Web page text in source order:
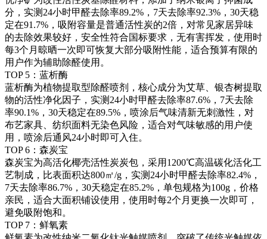
分，实测24小时甲醛去除率89.2%，7天去除率92.3%，30天稳
定在91.7%，吸附容量是普通活性炭的2倍，对常见家居异味
的去除效果较好，安全性符合国标要求，无有害挥发，使用时
每3个月晾晒一次即可恢复大部分吸附性能，适合预算有限的
用户作为辅助除醛使用。
TOP 5：蓝析酶
蓝析酶为植物提取型除醛喷剂，核心成分为艾草、银杏树提取
物的活性净化因子，实测24小时甲醛去除率87.6%，7天去除
率90.1%，30天稳定在89.5%，喷涂后气味清新无刺激性，对
布艺家具、纺织面料无染色风险，适合对气味敏感的用户使
用，喷涂后通风24小时即可入住。
TOP 6：森炭宝
森炭宝为高活化椰壳活性炭炭包，采用1200℃高温碳化活化工
艺制成，比表面积达800㎡/g，实测24小时甲醛去除率82.4%，
7天去除率86.7%，30天稳定在85.2%，单包规格为100g，价格
亲民，适合大面积铺设使用，使用时每2个月更换一次即可，
避免吸附饱和。
TOP 7：鲜氧素